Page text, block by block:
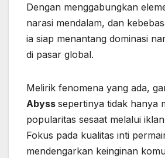
Dengan menggabungkan
narasi mendalam, dan
ia siap menantang dominasi
di pasar global.
Melirik fenomena yang ada,
Abyss sepertinya tidak hanya
popularitas sesaat melalui
Fokus pada kualitas inti
mendengarkan keinginan